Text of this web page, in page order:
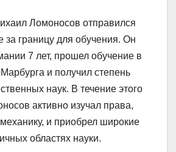
Ломоносов отправился
за границу для обучения. Он
7 лет, прошел обучение в
и получил степень
наук. В течение этого
активно изучал права,
и приобрел широкие
областях науки.